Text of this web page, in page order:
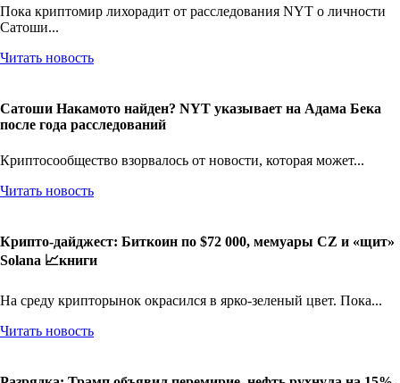
Пока криптомир лихорадит от расследования NYT о личности
Сатоши...
Читать новость
Сатоши Накамото найден? NYT указывает на Адама Бека
после года расследований
Криптосообщество взорвалось от новости, которая может...
Читать новость
Крипто-дайджест: Биткоин по $72 000, мемуары CZ и «щит»
Solana 📈книги
На среду крипторынок окрасился в ярко-зеленый цвет. Пока...
Читать новость